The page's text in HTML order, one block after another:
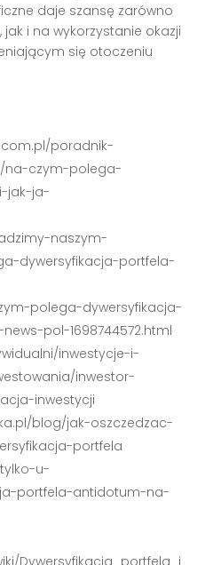
daje szansę zarówno
i na wykorzystanie okazji
się otoczeniu
poradnik-
na-czym-polega-
jak-ja-
naszym-
dywersyfikacja-portfela-
polega-dywersyfikacja-
pol-1698744572.html
inwestycje-i-
inwestor-
inwestycji
blog/jak-oszczedzac-
portfela
u-
portfela-antidotum-na-
Dywersyfikacja_portfela_i